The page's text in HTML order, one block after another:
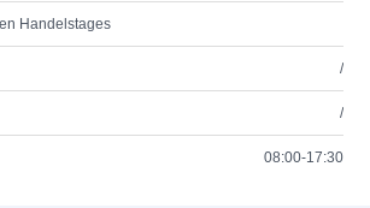
Handelstages
/
/
08:00-17:30